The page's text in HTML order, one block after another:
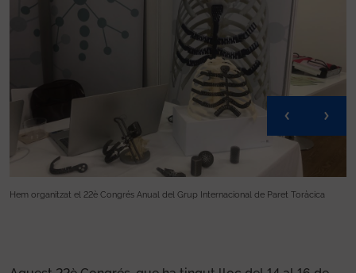
Hem organitzat el 22è Congrés Anual del Grup Internacional de Paret Toràcica